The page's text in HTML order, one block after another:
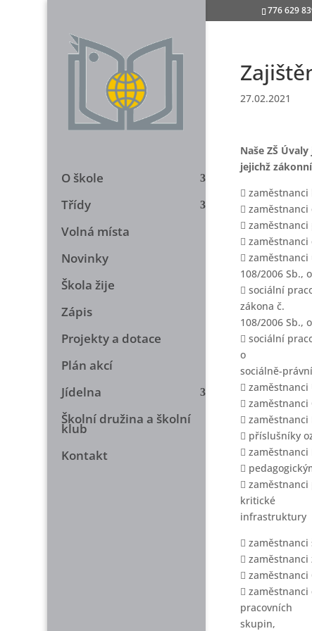
776 629
O škole
Třídy
Volná místa
Novinky
Škola žije
Zápis
Projekty a dotace
Plán akcí
Jídelna
Školní družina a školní
klub
Kontakt
27.02.2021
Naše ZŠ
jejichž





108/2006 Sb.,
 sociální
zákona č.
108/2006 Sb.,
 sociální
o
sociálně-



 příslušníky



kritické
infrastruktury


 zaměstnanci

pracovních
skupin,